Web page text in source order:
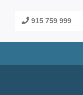
915 759 999